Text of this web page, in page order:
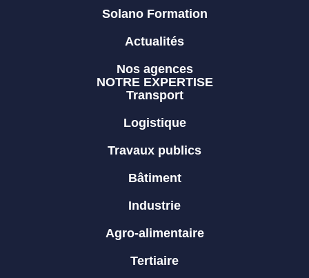
Solano Formation
Actualités
Nos agences
NOTRE EXPERTISE
Transport
Logistique
Travaux publics
Bâtiment
Industrie
Agro-alimentaire
Tertiaire